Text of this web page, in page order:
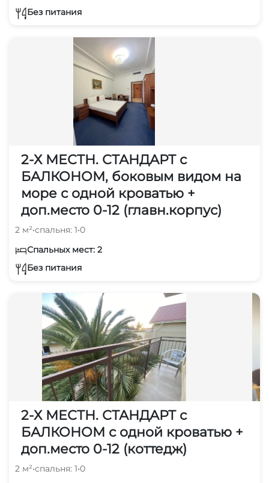
Без питания
2-Х МЕСТН. СТАНДАРТ с
БАЛКОНОМ, боковым видом на
море с одной кроватью +
доп.место 0-12 (главн.корпус)
2 м²•спальня: 1•0
Спальных мест: 2
Без питания
2-Х МЕСТН. СТАНДАРТ с
БАЛКОНОМ с одной кроватью +
доп.место 0-12 (коттедж)
2 м²•спальня: 1•0